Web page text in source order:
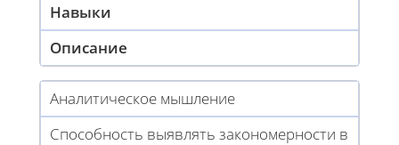
Навыки
Описание
Аналитическое мышление
Способность выявлять закономерности в